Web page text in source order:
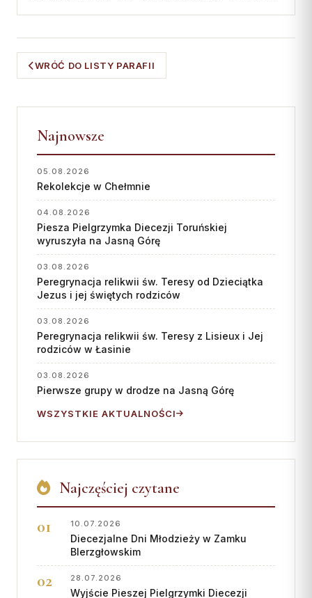
WRÓĆ DO LISTY PARAFII
Najnowsze
05.08.2026
Rekolekcje w Chełmnie
04.08.2026
Piesza Pielgrzymka Diecezji Toruńskiej
wyruszyła na Jasną Górę
03.08.2026
Peregrynacja relikwii św. Teresy od Dzieciątka
Jezus i jej świętych rodziców
03.08.2026
Peregrynacja relikwii św. Teresy z Lisieux i Jej
rodziców w Łasinie
03.08.2026
Pierwsze grupy w drodze na Jasną Górę
WSZYSTKIE AKTUALNOŚCI
Najczęściej czytane
10.07.2026
Diecezjalne Dni Młodzieży w Zamku
BIerzgłowskim
28.07.2026
Wyjście Pieszej Pielgrzymki Diecezji